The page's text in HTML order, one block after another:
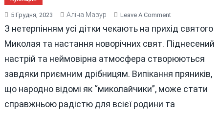
5 Грудня, 2023 Аліна Мазур Leave A CommentOn
РЕЦЕПТ
ПРЯНИКІВ:
З нетерпінням усі дітки чекають на прихід святого
Миколая та настання новорічних свят. Піднесений
настрій та неймовірна атмосфера створюються
завдяки приємним дрібницям. Випікання пряників,
що народно відомі як “миколайчики”, може стати
справжньою радістю для всієї родини та